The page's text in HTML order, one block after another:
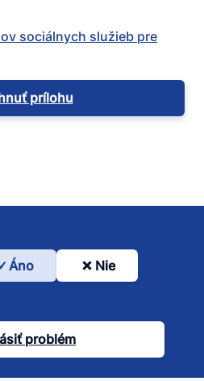
sociálnych služieb pre
prílohu
Bol
článok
užitočný?
Áno Nie
problém